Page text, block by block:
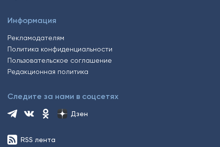
Информация
Рекламодателям
Политика конфиденциальности
Пользовательское соглашение
Редакционная политика
Следите за нами в соцсетях
Дзен
RSS лента